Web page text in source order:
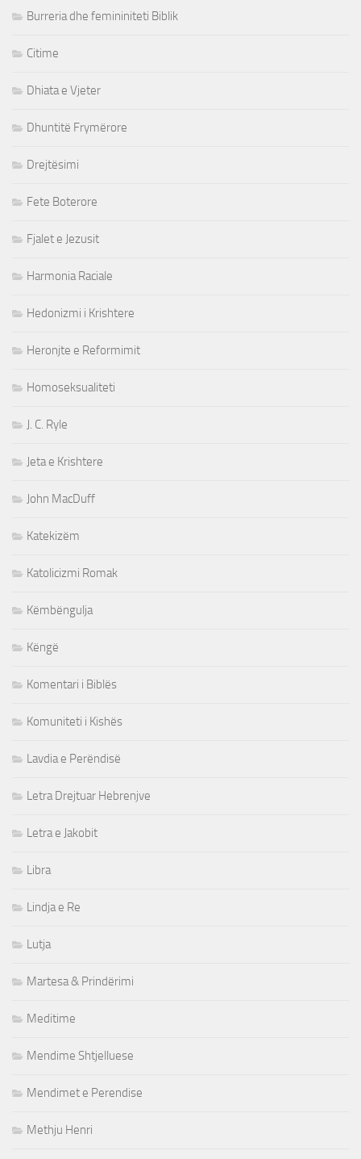
Burreria dhe femininiteti Biblik
Citime
Dhiata e Vjeter
Dhuntitë Frymërore
Drejtësimi
Fete Boterore
Fjalet e Jezusit
Harmonia Raciale
Hedonizmi i Krishtere
Heronjte e Reformimit
Homoseksualiteti
J. C. Ryle
Jeta e Krishtere
John MacDuff
Katekizëm
Katolicizmi Romak
Këmbëngulja
Këngë
Komentari i Biblës
Komuniteti i Kishës
Lavdia e Perëndisë
Letra Drejtuar Hebrenjve
Letra e Jakobit
Libra
Lindja e Re
Lutja
Martesa & Prindërimi
Meditime
Mendime Shtjelluese
Mendimet e Perendise
Methju Henri